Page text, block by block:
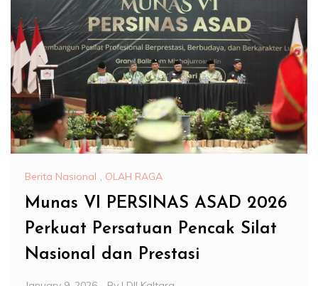
Berita Nasional , OLAH RAGA
Munas VI PERSINAS ASAD 2026
Perkuat Persatuan Pencak Silat
Nasional dan Prestasi